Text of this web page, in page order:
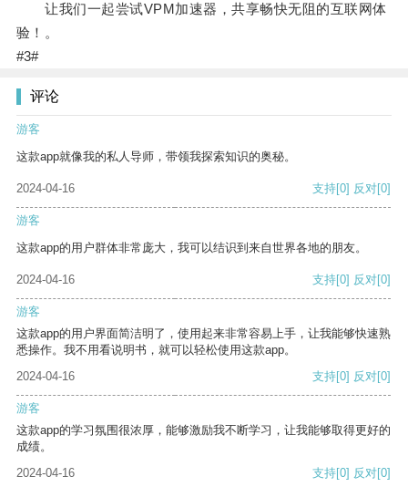
让我们一起尝试VPM加速器，共享畅快无阻的互联网体
验！。
#3#
评论
游客
这款app就像我的私人导师，带领我探索知识的奥秘。
2024-04-16 支持[0] 反对[0]
游客
这款app的用户群体非常庞大，我可以结识到来自世界各地的朋友。
2024-04-16 支持[0] 反对[0]
游客
这款app的用户界面简洁明了，使用起来非常容易上手，让我能够快速熟
悉操作。我不用看说明书，就可以轻松使用这款app。
2024-04-16
支持[0] 反对[0]
游客
这款app的学习氛围很浓厚，能够激励我不断学习，让我能够取得更好的
成绩。
2024-04-16
支持[0] 反对[0]